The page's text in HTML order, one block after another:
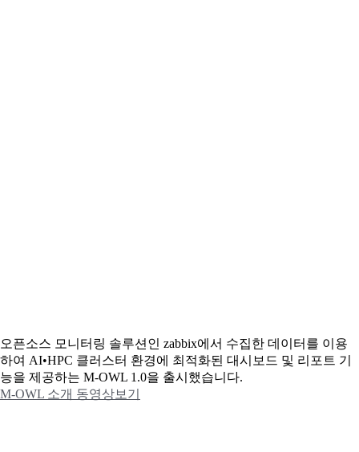
오픈소스 모니터링 솔루션인 zabbix에서 수집한 데이터를 이용
하여 AI•HPC 클러스터 환경에 최적화된 대시보드 및 리포트 기
능을 제공하는 M-OWL 1.0을 출시했습니다.
M-OWL 소개 동영상보기